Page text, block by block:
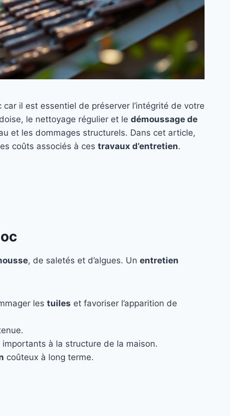
il est essentiel de préserver l’intégrité de votre
le nettoyage régulier et le démoussage de
et les dommages structurels. Dans cet article,
coûts associés à ces travaux d’entretien.
, de saletés et d’algues. Un entretien
les tuiles et favoriser l’apparition de
à la structure de la maison.
coûteux à long terme.